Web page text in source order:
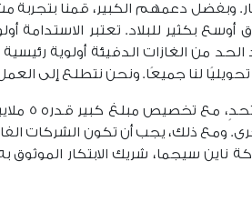
وبفضل دعمهم الكبير، قمنا
بكثير للبلاد. تعتبر الاستدامة
قطر الوطنية 2030، كما يعد الحد من الغازات
لنا جميعًا. ونحن نتطلع إلى
سيتم
ناين سيجما، شريك الابتكار